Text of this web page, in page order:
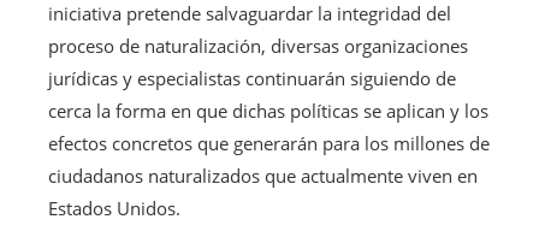
iniciativa pretende salvaguardar la integridad del
proceso de naturalización, diversas organizaciones
jurídicas y especialistas continuarán siguiendo de
cerca la forma en que dichas políticas se aplican y los
efectos concretos que generarán para los millones de
ciudadanos naturalizados que actualmente viven en
Estados Unidos.